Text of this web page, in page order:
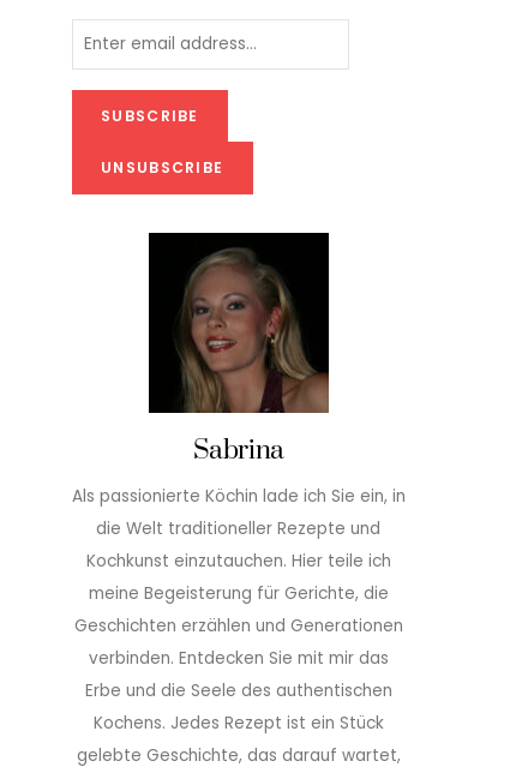
Sabrina
Als passionierte Köchin lade ich Sie ein, in
die Welt traditioneller Rezepte und
Kochkunst einzutauchen. Hier teile ich
meine Begeisterung für Gerichte, die
Geschichten erzählen und Generationen
verbinden. Entdecken Sie mit mir das
Erbe und die Seele des authentischen
Kochens. Jedes Rezept ist ein Stück
gelebte Geschichte, das darauf wartet,